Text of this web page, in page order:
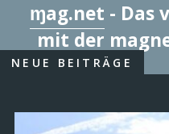
ɱag.net - Das
mit der
NEUE BEITRÄGE